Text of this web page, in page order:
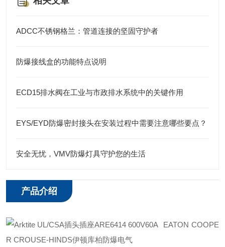
ADCC不锈钢格兰：管道连接的坚固守护者
防爆接线盒的功能特点说明
ECD15排水阀在工业与市政排水系统中的关键作用
EYS/EYD防爆密封接头在安装过程中需要注意哪些要点？
安全无忧，VMV防爆灯具守护您的生活
产品介绍
EATON COOPE
R CROUSE-HINDS伊顿库柏防爆电气